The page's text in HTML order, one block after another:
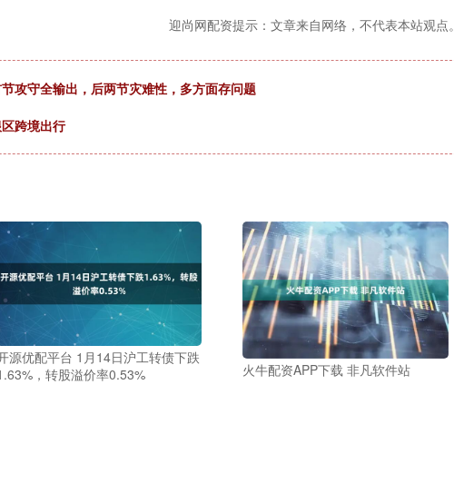
迎尚网配资提示：文章来自网络，不代表本站观点。
攻守全输出，后两节灾难性，多方面存问题
跨境出行
源优配平台 1月14日沪工转债下跌
，转股溢价率0.53%
火牛配资APP下载 非凡软件站